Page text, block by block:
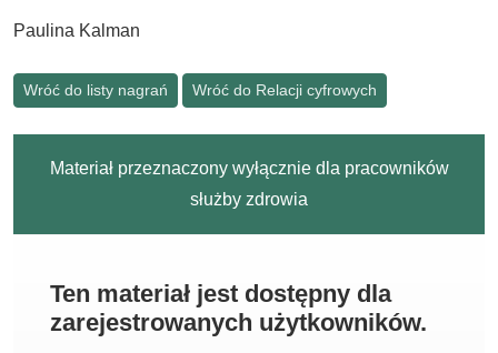
Paulina Kalman
Wróć do listy nagrań Wróć do Relacji cyfrowych
Materiał przeznaczony wyłącznie dla pracowników
służby zdrowia
Ten materiał jest dostępny dla
zarejestrowanych użytkowników.